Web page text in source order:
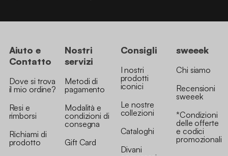
Aiuto e
Contatto
Dove si trova
il mio ordine?
Resi e
rimborsi
Richiami di
prodotto
Nostri
servizi
Metodi di
pagamento
Modalità e
condizioni di
consegna
Gift Card
Consigli
I nostri
prodotti
iconici
Le nostre
collezioni
Cataloghi
Divani
sweeek
Chi siamo
Recensioni
sweeek
*Condizioni
delle offerte
e codici
promozionali